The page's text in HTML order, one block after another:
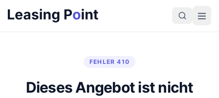
FEHLER 410
Dieses Angebot ist nicht